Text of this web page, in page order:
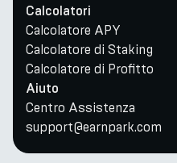
Calcolatori
Calcolatore APY
Calcolatore di Staking
Calcolatore di Profitto
Aiuto
Centro Assistenza
support@earnpark.com